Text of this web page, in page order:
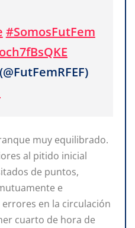
#SomosFutFem
muy equilibrado.
al pitido inicial
de puntos,
e
en la circulación
cuarto de hora de